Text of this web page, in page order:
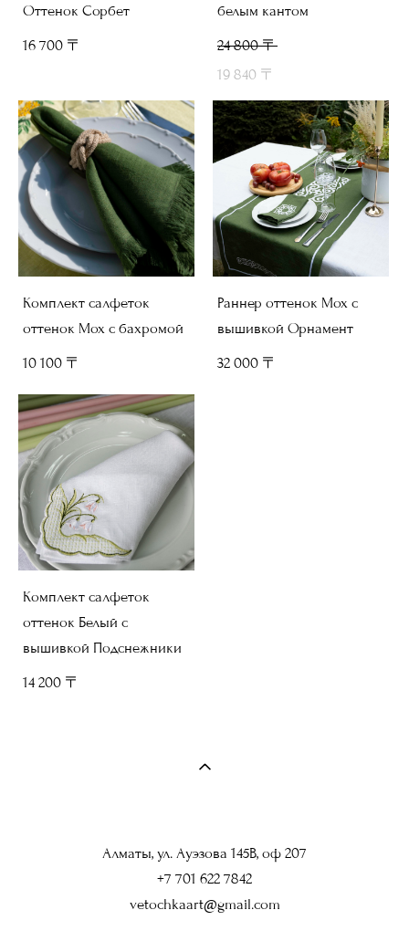
Оттенок Сорбет
16 700 〒
белым кантом
24 800 〒
19 840 〒
Комплект салфеток
оттенок Мох с бахромой
10 100 〒
Раннер оттенок Мох с
вышивкой Орнамент
32 000 〒
Комплект салфеток
оттенок Белый с
вышивкой Подснежники
14 200 〒
Алматы, ул. Ауэзова 145В, оф 207
+7 701 622 7842
vetochkaart@gmail.com